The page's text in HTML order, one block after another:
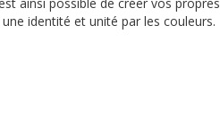
identité et unité par les couleurs.